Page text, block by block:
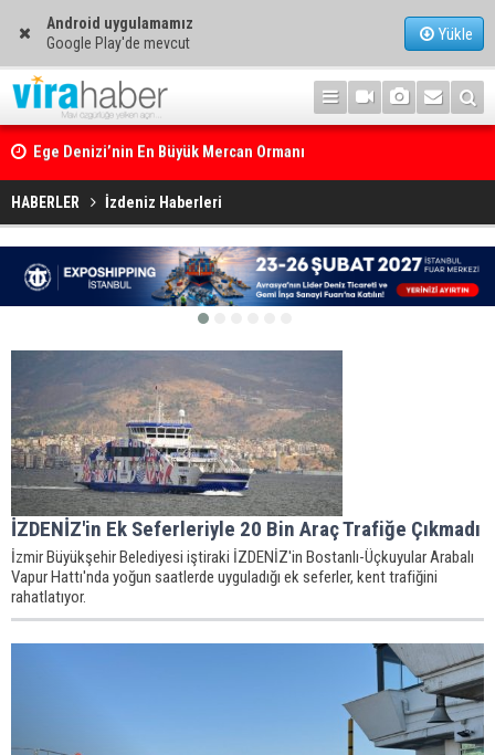
Android uygulamamız
Google Play'de mevcut
Yükle
Ege Denizi’nin En Büyük Mercan Ormanı
HABERLER İzdeniz Haberleri
İZDENİZ'in Ek Seferleriyle 20 Bin Araç Trafiğe Çıkmadı
İzmir Büyükşehir Belediyesi iştiraki İZDENİZ'in Bostanlı-Üçkuyular Arabalı
Vapur Hattı'nda yoğun saatlerde uyguladığı ek seferler, kent trafiğini
rahatlatıyor.